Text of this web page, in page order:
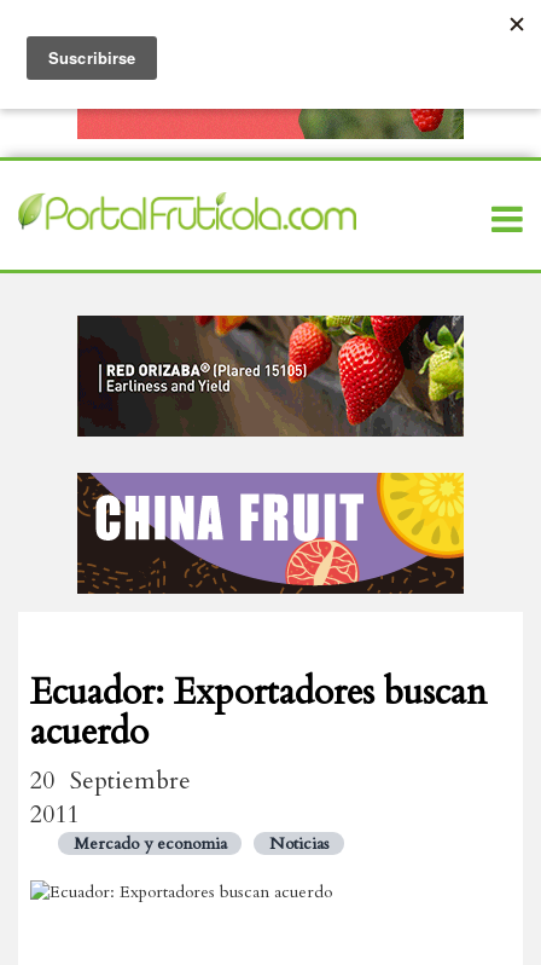
Ecuador: Exportadores buscan
acuerdo
20 Septiembre
2011
Mercado y economia Noticias